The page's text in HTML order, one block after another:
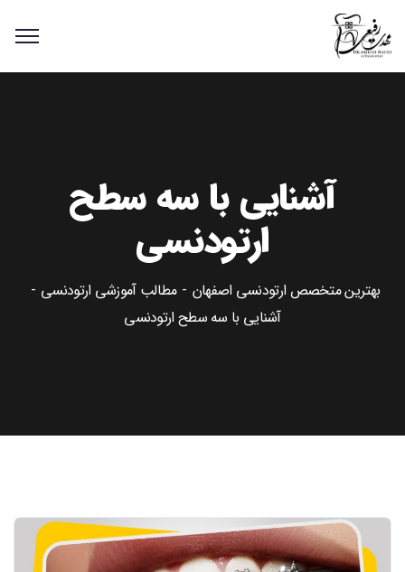
آشنایی با سه سطح
ارتودنسی
بهترین متخصص ارتودنسی اصفهان
مطالب آموزشی ارتودنسی
آشنایی با سه سطح ارتودنسی